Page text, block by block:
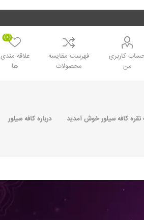
کاربری
من
فهرست مقایسه
محصولات
علاقه مندی
ها
(0)
کافه سیلور خوش آمدید درباره کافه سیلور